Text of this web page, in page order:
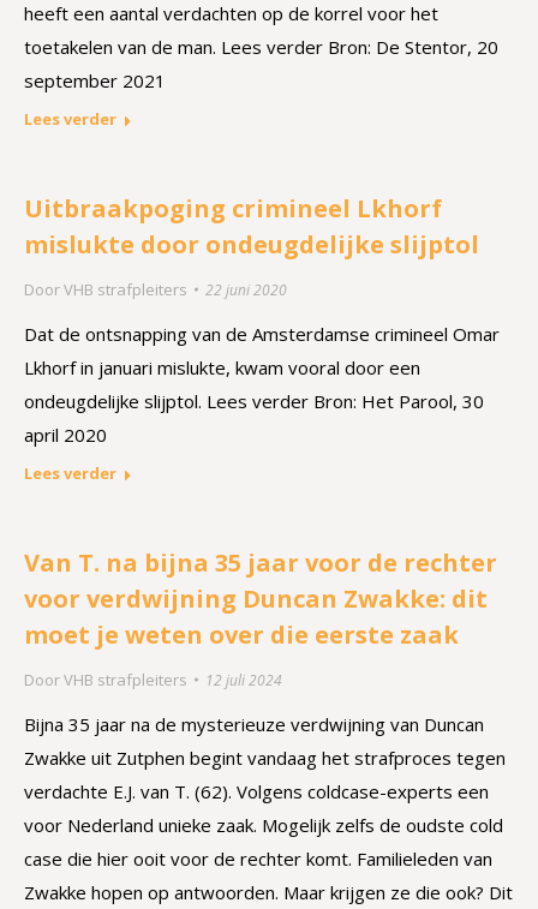
heeft een aantal verdachten op de korrel voor het
toetakelen van de man. Lees verder Bron: De Stentor, 20
september 2021
Lees verder
Uitbraakpoging crimineel Lkhorf
mislukte door ondeugdelijke slijptol
DoorVHB strafpleiters 22 juni 2020
Dat de ontsnapping van de Amsterdamse crimineel Omar
Lkhorf in januari mislukte, kwam vooral door een
ondeugdelijke slijptol. Lees verder Bron: Het Parool, 30
april 2020
Lees verder
Van T. na bijna 35 jaar voor de rechter
voor verdwijning Duncan Zwakke: dit
moet je weten over die eerste zaak
DoorVHB strafpleiters 12 juli 2024
Bijna 35 jaar na de mysterieuze verdwijning van Duncan
Zwakke uit Zutphen begint vandaag het strafproces tegen
verdachte E.J. van T. (62). Volgens coldcase-experts een
voor Nederland unieke zaak. Mogelijk zelfs de oudste cold
case die hier ooit voor de rechter komt. Familieleden van
Zwakke hopen op antwoorden. Maar krijgen ze die ook? Dit